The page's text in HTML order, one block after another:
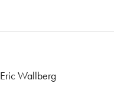
Eric Wallberg